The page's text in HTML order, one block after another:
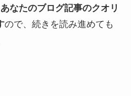
あなたのブログ記事のクオリ
ので、続きを読み進めても